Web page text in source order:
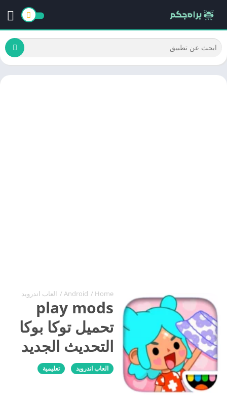
Home
/
Android
/ العاب اندرويد
play mods
تحميل توكا بوكا
التحديث الجديد
العاب اندرويد تعليمية